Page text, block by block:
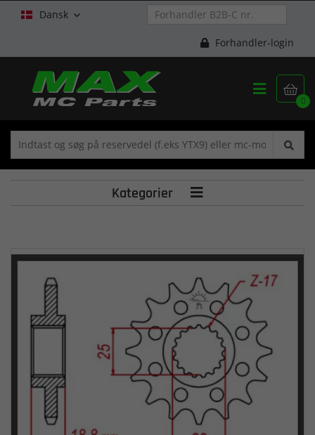
Dansk 
Forhandler-login

0

Kategorier 